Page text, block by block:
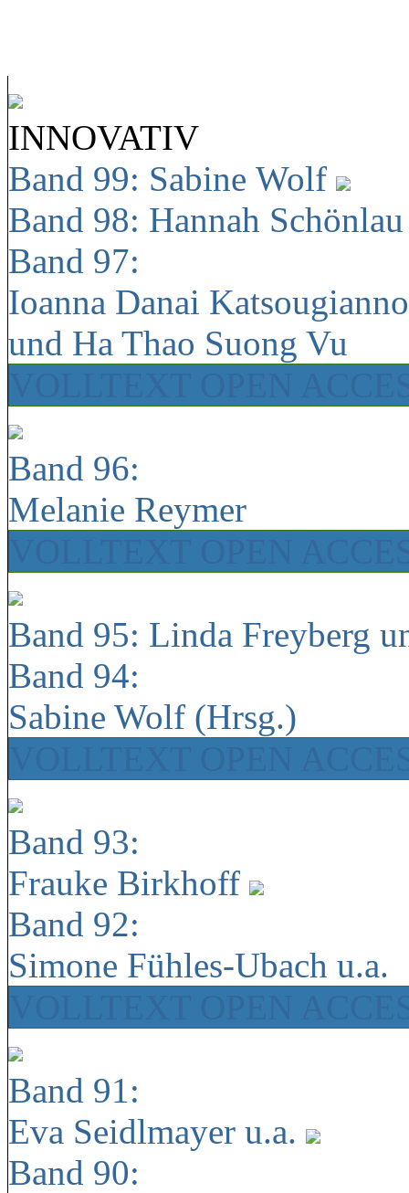
INNOVATIV
Band 99: Sabine Wolf
Band 98: Hannah
Band 97:
Ioanna Danai
und Ha Thao Suong Vu
Band 96:
Melanie Reymer
Band 95: Linda Freyberg
Band 94:
Sabine Wolf (Hrsg.)
Band 93:
Frauke Birkhoff
Band 92:
Simone Fühles-Ubach u.a.
Band 91:
Eva Seidlmayer u.a.
Band 90: